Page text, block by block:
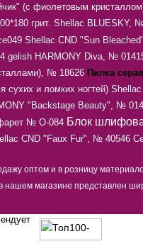
(с фиолетовым
грит. Shellac BLUESKY,
Shellac CND "Sun
gelish HARMONY Diva, №
№ 18626 Пилка
сухих и ломких ногтей)
"Backstage Beauty", №
№ О-084 Блок
CND "Faux Fur", № 40546
оптом и в розницу
нашем магазине представлен